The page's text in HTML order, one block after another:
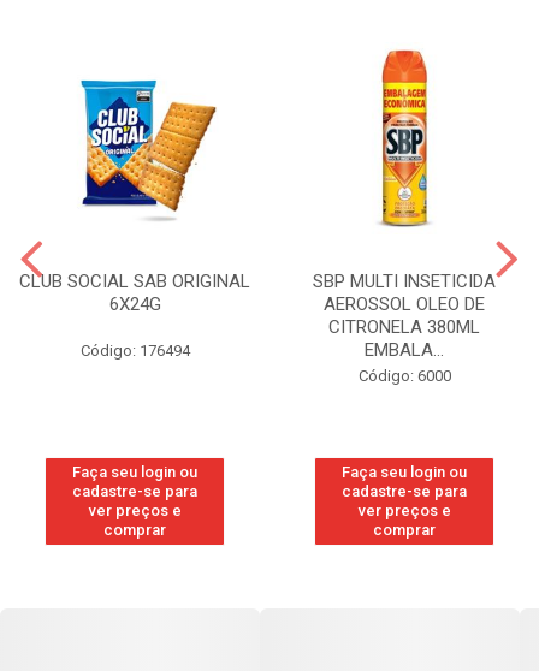
CLUB SOCIAL SAB ORIGINAL
6X24G
Código: 176494
Faça seu login ou
cadastre-se para
ver preços e
comprar
SBP MULTI INSETICIDA
AEROSSOL OLEO DE
CITRONELA 380ML
EMBALA...
Código: 6000
Faça seu login ou
cadastre-se para
ver preços e
comprar